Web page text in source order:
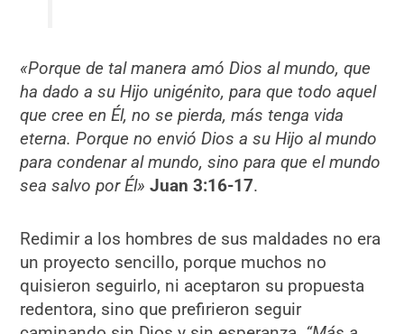
«Porque de tal manera amó Dios al mundo, que
ha dado a su Hijo unigénito, para que todo aquel
que cree en Él, no se pierda, más tenga vida
eterna. Porque no envió Dios a su Hijo al mundo
para condenar al mundo, sino para que el mundo
sea salvo por Él» Juan 3:16-17.
Redimir a los hombres de sus maldades no era
un proyecto sencillo, porque muchos no
quisieron seguirlo, ni aceptaron su propuesta
redentora, sino que prefirieron seguir